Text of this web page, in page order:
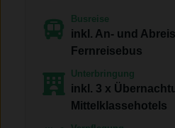
Busreise
inkl. An- und
Fernreisebus
Unterbringung
inkl. 3 x
Mittelklassehotels